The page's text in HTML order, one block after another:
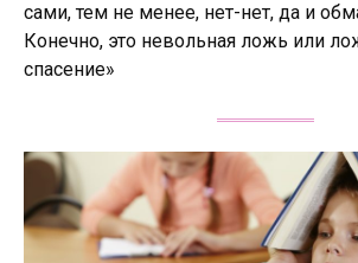
сами, тем не менее, нет-нет, да и
Конечно, это невольная ложь или
спасение»